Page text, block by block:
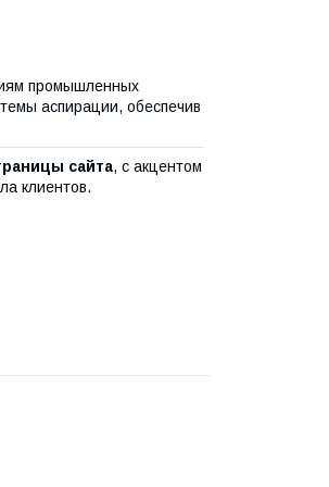
промышленных
аспирации, обеспечив
сайта, с акцентом
клиентов.